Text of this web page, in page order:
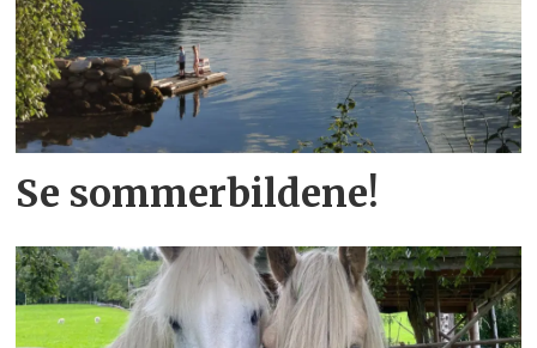
Se sommerbildene!